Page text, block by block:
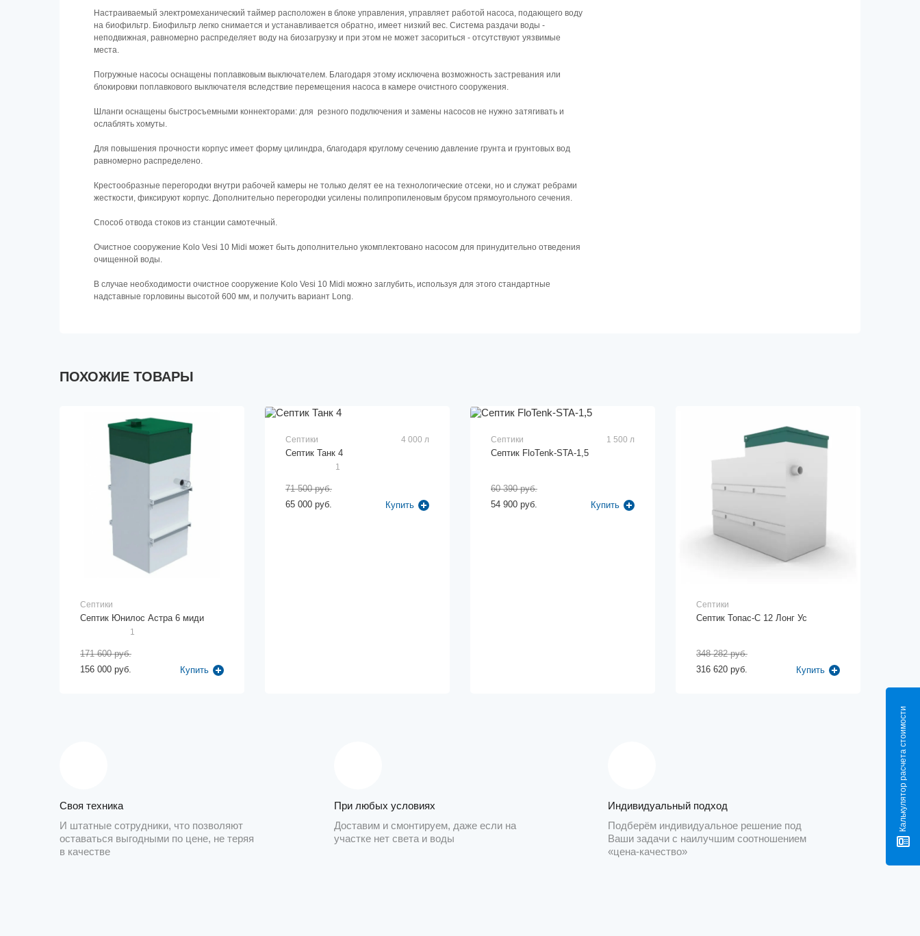
Калькулятор расчета стоимости
Настраиваемый электромеханический таймер расположен в блоке управления, управляет работой насоса, подающего воду
на биофильтр. Биофильтр легко снимается и устанавливается обратно, имеет низкий вес. Система раздачи воды -
неподвижная, равномерно распределяет воду на биозагрузку и при этом не может засориться - отсутствуют уязвимые
места.
Погружные насосы оснащены поплавковым выключателем. Благодаря этому исключена возможность застревания или
блокировки поплавкового выключателя вследствие перемещения насоса в камере очистного сооружения.
Шланги оснащены быстросъемными коннекторами: для резного подключения и замены насосов не нужно затягивать и
ослаблять хомуты.
Для повышения прочности корпус имеет форму цилиндра, благодаря круглому сечению давление грунта и грунтовых вод
равномерно распределено.
Крестообразные перегородки внутри рабочей камеры не только делят ее на технологические отсеки, но и служат ребрами
жесткости, фиксируют корпус. Дополнительно перегородки усилены полипропиленовым брусом прямоугольного сечения.
Способ отвода стоков из станции самотечный.
Очистное сооружение Kolo Vesi 10 Midi может быть дополнительно укомплектовано насосом для принудительно отведения
очищенной воды.
В случае необходимости очистное сооружение Kolo Vesi 10 Midi можно заглубить, используя для этого стандартные
надставные горловины высотой 600 мм, и получить вариант Long.
ПОХОЖИЕ ТОВАРЫ
Септики
Септик Юнилос Астра 6 миди
1
156 000 руб.
171 600 руб.
Купить
Септики 4 000 л
Септик Танк 4
1
65 000 руб.
71 500 руб.
Купить
Септики 1 500 л
Септик FloTenk-STA-1,5
54 900 руб.
60 390 руб.
Купить
Септики
Септик Топас-С 12 Лонг Ус
316 620 руб.
348 282 руб.
Купить
Своя техника
И штатные сотрудники, что позволяют
оставаться выгодными по цене, не теряя
в качестве
При любых условиях
Доставим и смонтируем, даже если на
участке нет света и воды
Индивидуальный подход
Подберём индивидуальное решение под
Ваши задачи с наилучшим соотношением
«цена-качество»